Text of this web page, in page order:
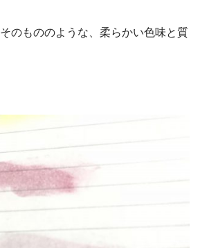
のもののような、柔らかい色味と質